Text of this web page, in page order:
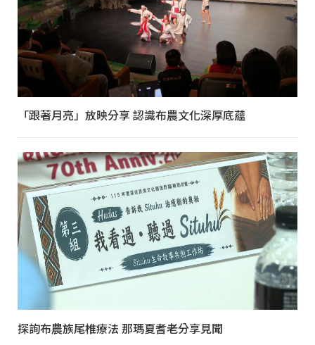
「跟著月亮」放映分享 認識布農文化深厚底蘊
探詢布農族尾椎療法 那瑪夏耆老分享見聞